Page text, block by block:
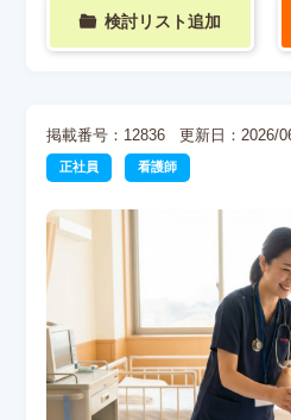
検討リスト追加
掲載番号：12836 更新日：2026/
正社員 看護師